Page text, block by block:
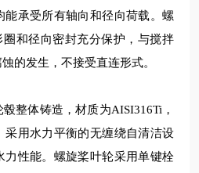
能承受所有轴向和径向荷载。螺
圈和径向密封充分保护，与搅拌
的发生，不接受直连形式。
整体铸造，材质为AISI316Ti，
采用水力平衡的无缠绕自清洁设
力性能。螺旋桨叶轮采用单键栓